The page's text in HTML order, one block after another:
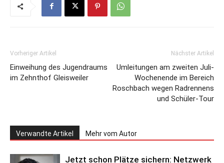
Vorheriger Artikel
Einweihung des Jugendraums
im Zehnthof Gleisweiler
Nächster Artikel
Umleitungen am zweiten Juli-
Wochenende im Bereich
Roschbach wegen Radrennens
und Schüler-Tour
Verwandte Artikel Mehr vom Autor
Jetzt schon Plätze sichern: Netzwerk